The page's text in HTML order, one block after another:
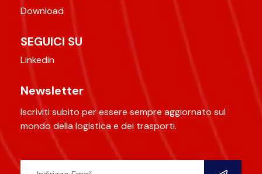
Download
SEGUICI SU
Linkedin
Newsletter
Iscriviti subito per essere sempre aggiornato sul
mondo della logistica e dei trasporti.